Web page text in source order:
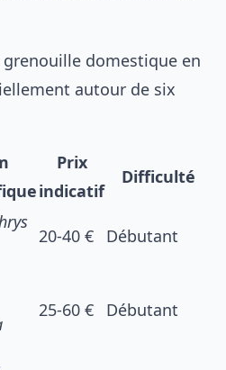
domestique en
autour de six
Prix
indicatif
Difficulté
20-40 € Débutant
25-60 € Débutant